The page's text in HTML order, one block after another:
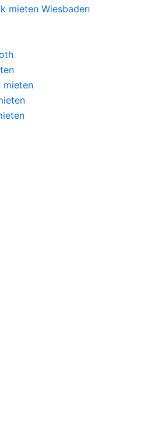
mieten Wiesbaden
mieten